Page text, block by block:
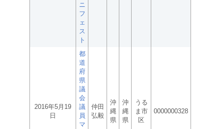
ニ
フ
ェ
ス
ト
2016年5月19
日
都
道
府
県
議
会
議
員
マ
仲田
弘毅
沖
縄
県
沖
縄
県
うる
ま市
区
0000000328